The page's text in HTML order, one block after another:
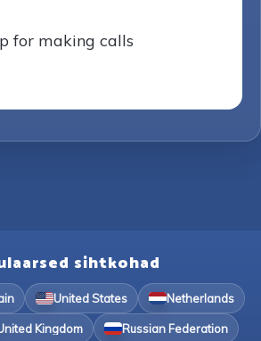
for making calls
sihtkohad
United States Netherlands
Kingdom Russian Federation